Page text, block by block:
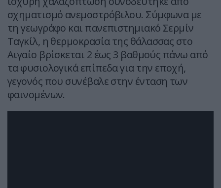
σχηματισμό ανεμοστρόβιλου. Σύμφωνα με
τη γεωγράφο και πανεπιστημιακό Σερμίν
Ταγκίλ, η θερμοκρασία της θάλασσας στο
Αιγαίο βρίσκεται 2 έως 3 βαθμούς πάνω από
τα φυσιολογικά επίπεδα για την εποχή,
γεγονός που συνέβαλε στην ένταση των
φαινομένων.